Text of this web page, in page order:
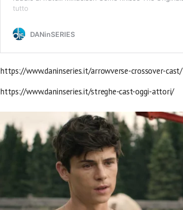
https://www.daninseries.it/arrowverse-crossover-cast/
https://www.daninseries.it/streghe-cast-oggi-attori/